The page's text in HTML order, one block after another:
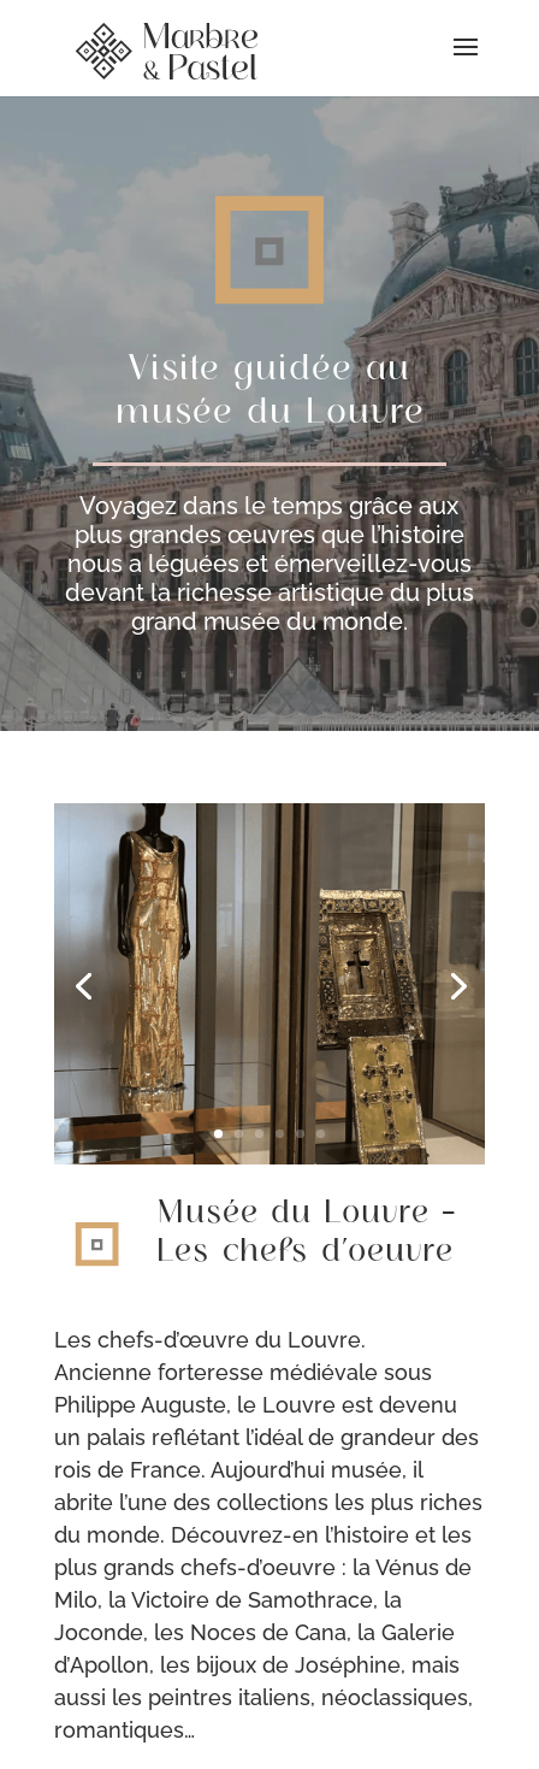
Visite guidée au
musée du Louvre
Voyagez dans le temps grâce aux
plus grandes œuvres que l’histoire
nous a léguées et émerveillez-vous
devant la richesse artistique du plus
grand musée du monde.
Musée du Louvre –
Les chefs d’oeuvre
Les chefs-d’œuvre du Louvre.
Ancienne forteresse médiévale sous
Philippe Auguste, le Louvre est devenu
un palais reflétant l’idéal de grandeur des
rois de France. Aujourd’hui musée, il
abrite l’une des collections les plus riches
du monde. Découvrez-en l’histoire et les
plus grands chefs-d’oeuvre : la Vénus de
Milo, la Victoire de Samothrace, la
Joconde, les Noces de Cana, la Galerie
d’Apollon, les bijoux de Joséphine, mais
aussi les peintres italiens, néoclassiques,
romantiques…